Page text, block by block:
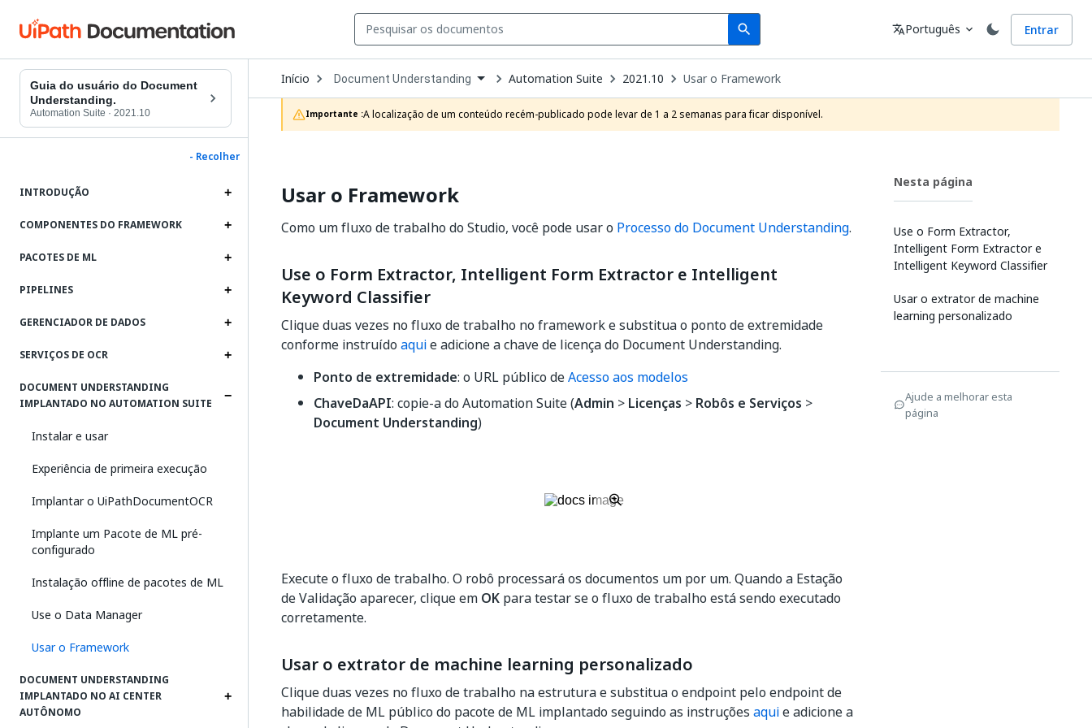
search
Search Idioma
translatePortuguês expand_more Entrar
Guia do usuário do Document
Understanding.
Automation Suite · 2021.10
- Recolher
INTRODUÇÃO
COMPONENTES DO FRAMEWORK
PACOTES DE ML
PIPELINES
GERENCIADOR DE DADOS
SERVIÇOS DE OCR
DOCUMENT UNDERSTANDING
IMPLANTADO NO AUTOMATION SUITE
Instalar e usar
Experiência de primeira execução
Implantar o UiPathDocumentOCR
Implante um Pacote de ML pré-
configurado
Instalação offline de pacotes de ML
Use o Data Manager
Usar o Framework
DOCUMENT UNDERSTANDING
IMPLANTADO NO AI CENTER
AUTÔNOMO
Início Open
Dropdown
to
choose
product
Document Understanding Automation Suite 2021.10 Usar o Framework
Importante :A localização de um conteúdo recém-publicado pode levar de 1 a 2 semanas para ficar disponível.
Usar o Framework
Como um fluxo de trabalho do Studio, você pode usar o Processo do Document Understanding.
Use o Form Extractor, Intelligent Form Extractor e Intelligent
Keyword Classifier
Clique duas vezes no fluxo de trabalho no framework e substitua o ponto de extremidade
conforme instruído aquie adicione a chave de licença do Document Understanding.
Ponto de extremidade: o URL público deAcesso aos modelos
ChaveDaAPI: copie-a do Automation Suite (Admin > Licenças > Robôs e Serviços >
Document Understanding)
Execute o fluxo de trabalho. O robô processará os documentos um por um. Quando a Estação
de Validação aparecer, clique em OK para testar se o fluxo de trabalho está sendo executado
corretamente.
Usar o extrator de machine learning personalizado
Clique duas vezes no fluxo de trabalho na estrutura e substitua o endpoint pelo endpoint de
habilidade de ML público do pacote de ML implantado seguindo as instruções aquie adicione a
Nesta página
Use o Form Extractor,
Intelligent Form Extractor e
Intelligent Keyword Classifier
Usar o extrator de machine
learning personalizado
Ajude a melhorar esta
página